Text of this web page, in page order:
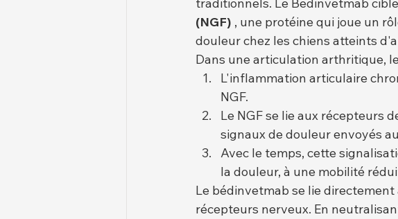
(NGF) , une protéine qui joue un
douleur chez les chiens atteints
Dans une articulation arthritique,
L'inflammation articulaire
NGF.
Le NGF se lie aux récepteurs
signaux de douleur envoyés
Avec le temps, cette
la douleur, à une mobilité
Le bédinvetmab se lie
récepteurs nerveux. En